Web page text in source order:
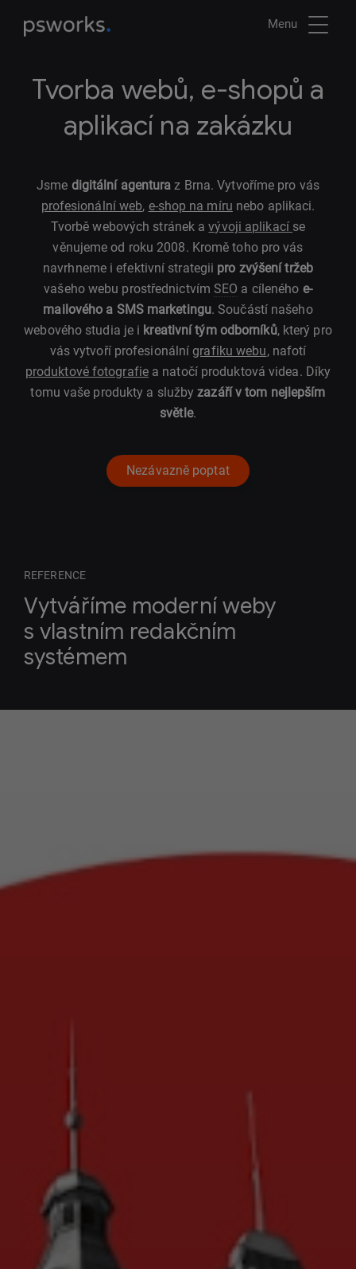
Menu
Tvorba webů, e-shopů a
aplikací na zakázku
Jsme digitální agentura z Brna. Vytvoříme pro vás
profesionální web, e-shop na míru nebo aplikaci.
Tvorbě webových stránek avývoji aplikací se
věnujeme od roku 2008. Kromě toho pro vás
navrhneme i efektivní strategii pro zvýšení tržeb
vašeho webu prostřednictvím SEO a cíleného e-
mailového a SMS marketingu. Součástí našeho
webového studia je i kreativní tým odborníků, který pro
vás vytvoří profesionálnígrafiku webu, nafotí
produktové fotografiea natočí produktová videa. Díky
tomu vaše produkty a službyzazáří v tom nejlepším
světle.
Nezávazně poptat
REFERENCE
Vytváříme moderní weby
s vlastním redakčním
systémem